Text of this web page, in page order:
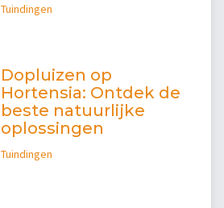
Tuindingen
Dopluizen op
Hortensia: Ontdek de
beste natuurlijke
oplossingen
Tuindingen